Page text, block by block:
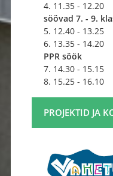
4. 11.35 - 12.20
söövad 7. - 9.
5. 12.40 - 13.25
6. 13.35 - 14.20
PPR söök
7. 14.30 - 15.15
8. 15.25 - 16.10
PROJEKTID JA